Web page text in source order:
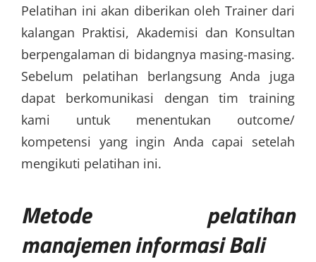
Pelatihan ini akan diberikan oleh Trainer dari
kalangan Praktisi, Akademisi dan Konsultan
berpengalaman di bidangnya masing-masing.
Sebelum pelatihan berlangsung Anda juga
dapat berkomunikasi dengan tim training
kami untuk menentukan outcome/
kompetensi yang ingin Anda capai setelah
mengikuti pelatihan ini.
Metode pelatihan
manajemen informasi Bali